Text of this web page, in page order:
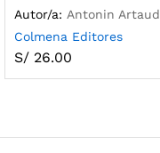
Autor/a: Antonin Artaud
Colmena Editores
S/ 26.00